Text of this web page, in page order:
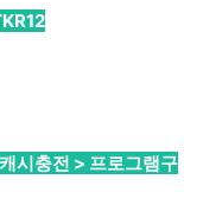
시충전 > 프로그램구